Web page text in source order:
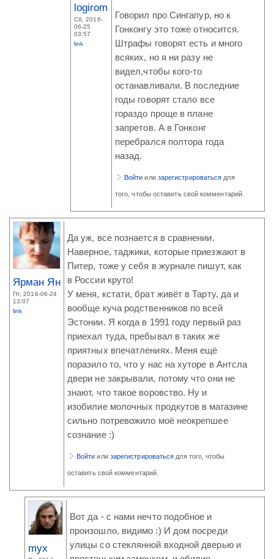
logirom
Сб, 2016-
06-25
03:57
link
Говорил про Сингапур, но к
Гонконгу это тоже относится.
Штрафы говорят есть и много
всяких, но я ни разу не
видел,чтобы кого-то
останавливали. В последние
годы говорят стало все
гораздо проще в плане
запретов. А в Гонконг
перебрался полтора года
назад.
Войти или зарегистрироваться для
того, чтобы оставить свой комментарий.
Ярман Ян
Пт, 2016-06-24
13:07
link
Да уж, все познается в сравнении.
Наверное, таджики, которые приезжают в
Питер, тоже у себя в журнале пишут, как
в России круто!
У меня, кстати, брат живёт в Тарту, да и
вообще куча родственников по всей
Эстонии. Я когда в 1991 году первый раз
приехал туда, пребывал в таких же
приятных впечатлениях. Меня ещё
поразило то, что у нас на хуторе в Антсла
двери не закрывали, потому что они не
знают, что такое воровство. Ну и
изобилие молочных продкутов в магазине
сильно потревожило моё неокрепшее
сознание :)
Войти или зарегистрироваться для того, чтобы
оставить свой комментарий.
myx
Вот да - с нами нечто подобное и
произошло, видимо :) И дом посреди
улицы со стеклянной входной дверью и